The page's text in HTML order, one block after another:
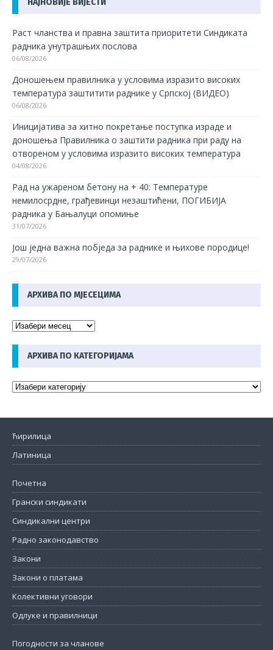
НАЈНОВИЈЕ ВИЈЕСТИ
Раст чланства и правна заштита приоритети Синдиката
радника унутрашњих послова
06/08/2026
Доношењем правилника у условима изразито високих
температура заштитити раднике у Српској (ВИДЕО)
06/08/2026
Иницијатива за хитно покретање поступка израде и
доношења Правилника о заштити радника при раду на
отвореном у условима изразито високих температура
04/08/2026
Рад на ужареном бетону на + 40: Температуре
немилосрдне, грађевинци незаштићени, ПОГИБИЈА
радника у Бањалуци опомиње
31/07/2026
Још једна важна побједа за раднике и њихове породице!
29/07/2026
АРХИВА ПО МЈЕСЕЦИМА
АРХИВА ПО КАТЕГОРИЈАМА
Ћирилица
Латиница
Почетна
Грански синдикати
Синдикални центри
Радно законодавство
Закони
Закони о платама
Колективни уговори
Одлуке и правилници
Погодности за чланове